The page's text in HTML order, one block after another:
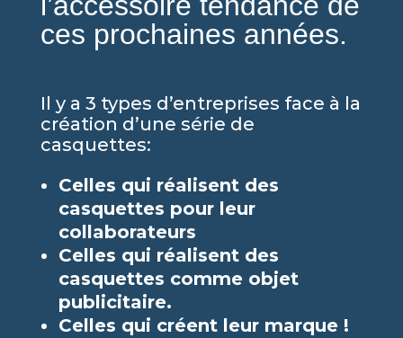
ces prochaines années.
Il y a 3 types d’entreprises face à la
création d’une série de
casquettes:
Celles qui réalisent des
casquettes pour leur
collaborateurs
Celles qui réalisent des
casquettes comme objet
publicitaire.
Celles qui créent leur marque !